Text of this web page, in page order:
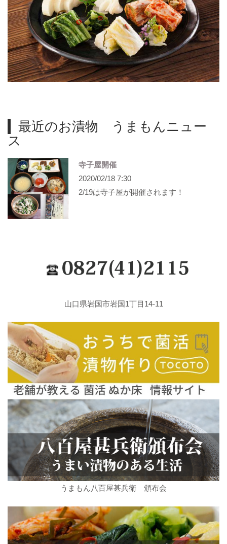
最近のお漬物 うまもんニュー
ス
寺子屋開催
2020/02/18 7:30
2/19は寺子屋が開催されます！
山口県岩国市岩国1丁目14-11
うまもん八百屋甚兵衛 頒布会